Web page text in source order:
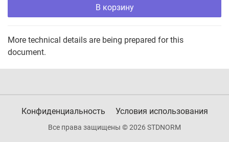
В корзину
More technical details are being prepared for this
document.
Конфиденциальность Условия использования
Все права защищены © 2026 STDNORM